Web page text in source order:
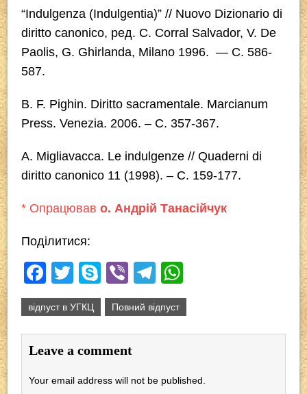
“Indulgenza (Indulgentia)” // Nuovo Dizionario di
diritto canonico, ред. C. Corral Salvador, V. De
Paolis, G. Ghirlanda, Milano 1996. — C. 586-
587.
B. F. Pighin. Diritto sacramentale. Marcianum
Press. Venezia. 2006. – C. 357-367.
A. Migliavacca. Le indulgenze // Quaderni di
diritto canonico 11 (1998). – С. 159-177.
* Опрацюваво. Андрій Танасійчук
Поділитися:
F
a
c
e
b
o
T
wi
tt
er
S
ky
p
e
Vi
b
er
T
el
e
gr
m
h
at
s
p
відпуст в УГКЦ Повний відпуст
Leave a comment
Your email address will not be published.